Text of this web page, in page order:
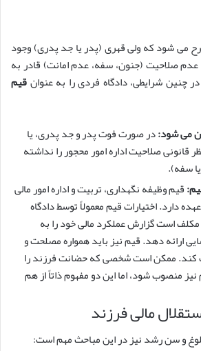
می شود که ولی قهری (پدر یا جد پدری) وجود
عدم صلاحیت (جنون، سفه، عدم امانت) قادر به
چنین شرایطی، دادگاه فردی را به عنوانقیم
می شود:در صورت فوت پدر و جد پدری، یا
قانونی صلاحیت اداره امور محجور را نداشته
سفه).
قیم وظیفه نگهداری، تربیت و اداره امور مالی
دارد. اختیارات قیم معمولاً توسط دادگاه
است گزارش عملکرد مالی خود را به
ارائه دهد. قیم نیز باید همواره مصلحت و
کند. ممکن است شخصی که حضانت فرزند را
منصوب شود، اما این دو مفهوم ذاتاً از هم
مالی فرزند
و سن رشد نیز در این مباحث مهم است: